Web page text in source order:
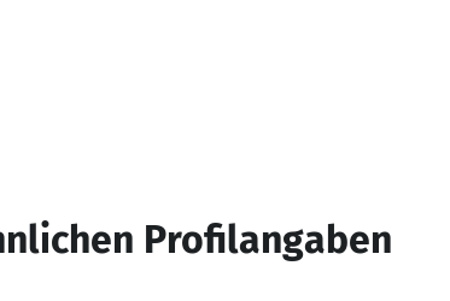
Profilangaben